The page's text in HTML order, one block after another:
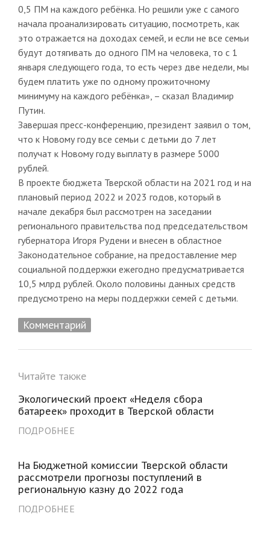
0,5 ПМ на каждого ребёнка. Но решили уже с самого
начала проанализировать ситуацию, посмотреть, как
это отражается на доходах семей, и если не все семьи
будут дотягивать до одного ПМ на человека, то с 1
января следующего года, то есть через две недели, мы
будем платить уже по одному прожиточному
минимуму на каждого ребёнка», – сказал Владимир
Путин.
Завершая пресс-конференцию, президент заявил о том,
что к Новому году все семьи с детьми до 7 лет
получат к Новому году выплату в размере 5000
рублей.
В проекте бюджета Тверской области на 2021 год и на
плановый период 2022 и 2023 годов, который в
начале декабря был рассмотрен на заседании
регионального правительства под председательством
губернатора Игоря Рудени и внесен в областное
Законодательное собрание, на предоставление мер
социальной поддержки ежегодно предусматривается
10,5 млрд рублей. Около половины данных средств
предусмотрено на меры поддержки семей с детьми.
Комментарий
Читайте также
Экологический проект «Неделя сбора
батареек» проходит в Тверской области
ПОДРОБНЕЕ
На Бюджетной комиссии Тверской области
рассмотрели прогнозы поступлений в
региональную казну до 2022 года
ПОДРОБНЕЕ